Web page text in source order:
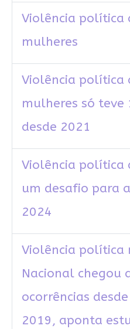
Violência política
mulheres
Violência política
mulheres só teve
desde 2021
Violência política
um desafio para
2024
Violência política
Nacional chegou
ocorrências
2019, aponta